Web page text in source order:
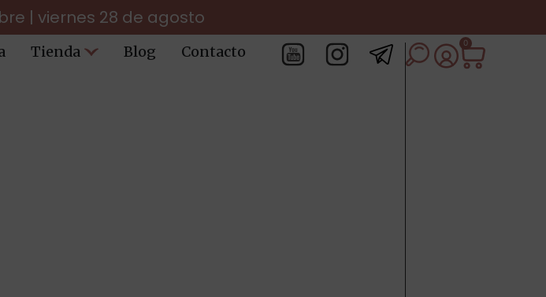
| viernes 28 de agosto
Tienda Blog Contacto 0